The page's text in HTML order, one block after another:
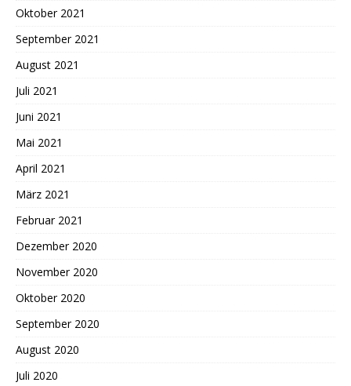
Oktober 2021
September 2021
August 2021
Juli 2021
Juni 2021
Mai 2021
April 2021
März 2021
Februar 2021
Dezember 2020
November 2020
Oktober 2020
September 2020
August 2020
Juli 2020